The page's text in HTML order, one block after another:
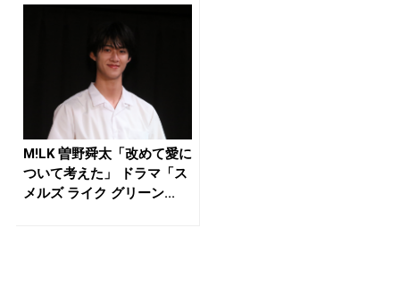
M!LK 曽野舜太「改めて愛に
ついて考えた」 ドラマ「ス
メルズ ライク グリーン...